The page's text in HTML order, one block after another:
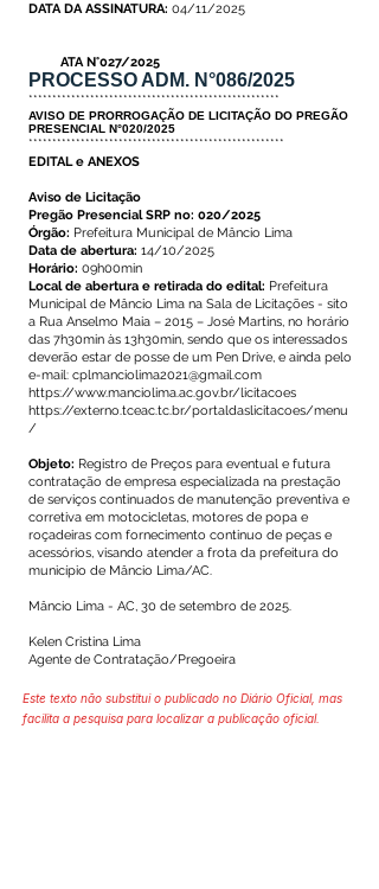
DATA DA ASSINATURA: 04/11/2025
ATA N°027/2025
PROCESSO ADM. N°086/2025
*****************************************************
AVISO DE PRORROGAÇÃO DE LICITAÇÃO DO PREGÃO
PRESENCIAL N°020/2025
******************************************************
EDITAL e ANEXOS
Aviso de Licitação
Pregão Presencial SRP no: 020/2025
Órgão: Prefeitura Municipal de Mâncio Lima
Data de abertura: 14/10/2025
Horário: 09h00min
Local de abertura e retirada do edital: Prefeitura
Municipal de Mâncio Lima na Sala de Licitações - sito
a Rua Anselmo Maia – 2015 – José Martins, no horário
das 7h30min às 13h30min, sendo que os interessados
deverão estar de posse de um Pen Drive, e ainda pelo
e-mail: cplmanciolima2021@gmail.com
https://www.manciolima.ac.gov.br/licitacoes
https://externo.tceac.tc.br/portaldaslicitacoes/menu
/
Objeto: Registro de Preços para eventual e futura
contratação de empresa especializada na prestação
de serviços continuados de manutenção preventiva e
corretiva em motocicletas, motores de popa e
roçadeiras com fornecimento continuo de peças e
acessórios, visando atender a frota da prefeitura do
município de Mâncio Lima/AC.
Mâncio Lima - AC, 30 de setembro de 2025.
Kelen Cristina Lima
Agente de Contratação/Pregoeira
Este texto não substitui o publicado no Diário Oficial, mas
facilita a pesquisa para localizar a publicação oficial.